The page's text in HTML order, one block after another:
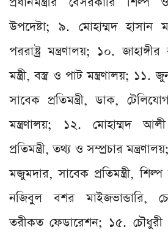
উপদেষ্টা; ৯. মোহাম্মদ হাসান
পররাষ্ট্র মন্ত্রণালয়; ১০.
মন্ত্রী, বস্ত্র ও পাট মন্ত্রণালয়;
সাবেক প্রতিমন্ত্রী, ডাক,
মন্ত্রণালয়; ১২. মোহাম্মদ
প্রতিমন্ত্রী, তথ্য ও সম্প্রচার
মজুমদার, সাবেক প্রতিমন্ত্রী,
নজিবুল বশর মাইজভান্ডারি,
তরীকত ফেডারেশন; ১৫. চৌধুরী